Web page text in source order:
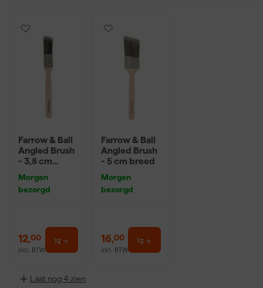
Farrow & Ball
Angled Brush
- 3,8 cm
Morgen
bezorgd
12,00
incl. BTW
Farrow & Ball
Angled Brush
- 5 cm breed
Morgen
bezorgd
16,00
incl. BTW
Laat nog 4 zien